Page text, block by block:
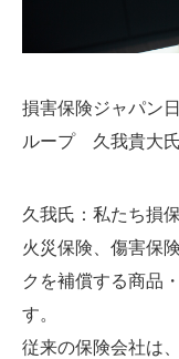
損害保険ジャパン
ループ 久我貴大氏
久我氏 ：私たち損
火災保険、傷害保
クを補償する商品
す。
従来の保険会社は